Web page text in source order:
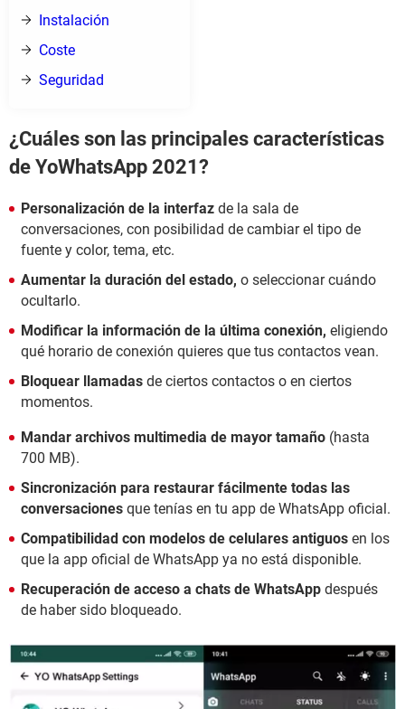
Instalación
Coste
Seguridad
¿Cuáles son las principales características
de YoWhatsApp 2021?
Personalización de la interfaz de la sala de
conversaciones, con posibilidad de cambiar el tipo de
fuente y color, tema, etc.
Aumentar la duración del estado, o seleccionar cuándo
ocultarlo.
Modificar la información de la última conexión, eligiendo
qué horario de conexión quieres que tus contactos vean.
Bloquear llamadas de ciertos contactos o en ciertos
momentos.
Mandar archivos multimedia de mayor tamaño (hasta
700 MB).
Sincronización para restaurar fácilmente todas las
conversaciones que tenías en tu app de WhatsApp oficial.
Compatibilidad con modelos de celulares antiguos en los
que la app oficial de WhatsApp ya no está disponible.
Recuperación de acceso a chats de WhatsApp después
de haber sido bloqueado.